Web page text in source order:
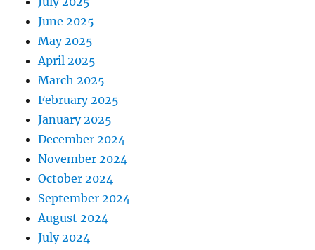
June 2025
May 2025
April 2025
March 2025
February 2025
January 2025
December 2024
November 2024
October 2024
September 2024
August 2024
July 2024